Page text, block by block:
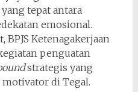
tepat antara
emosional.
Ketenagakerjaan
penguatan
strategis yang
di Tegal.